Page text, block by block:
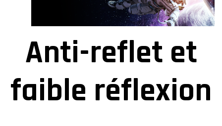
Anti-reflet et
faible réflexion